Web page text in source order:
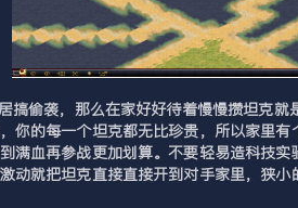
搞偷袭，那么在家好好待着慢慢攒坦克
你的每一个坦克都无比珍贵，所以家里
满血再参战更加划算。不要轻易造科技
动就把坦克直接直接开到对手家里，狭